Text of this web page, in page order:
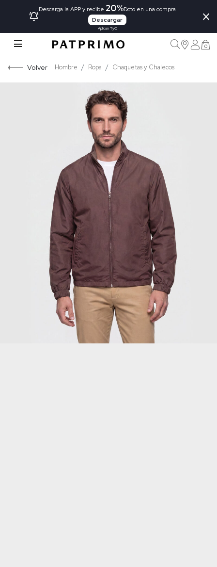
Descarga la APP y recibe 20%Dcto en una compra
Descargar
Aplican TyC
×
0
Volver Hombre Ropa Chaquetas y Chalecos